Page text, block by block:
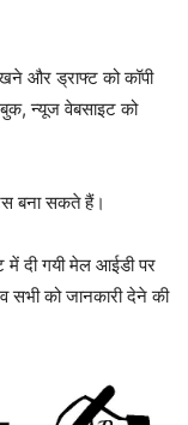
और ड्राफ्ट को कॉपी
न्यूज वेबसाइट को
बना सकते हैं।
में दी गयी मेल आईडी पर
को जानकारी देने की